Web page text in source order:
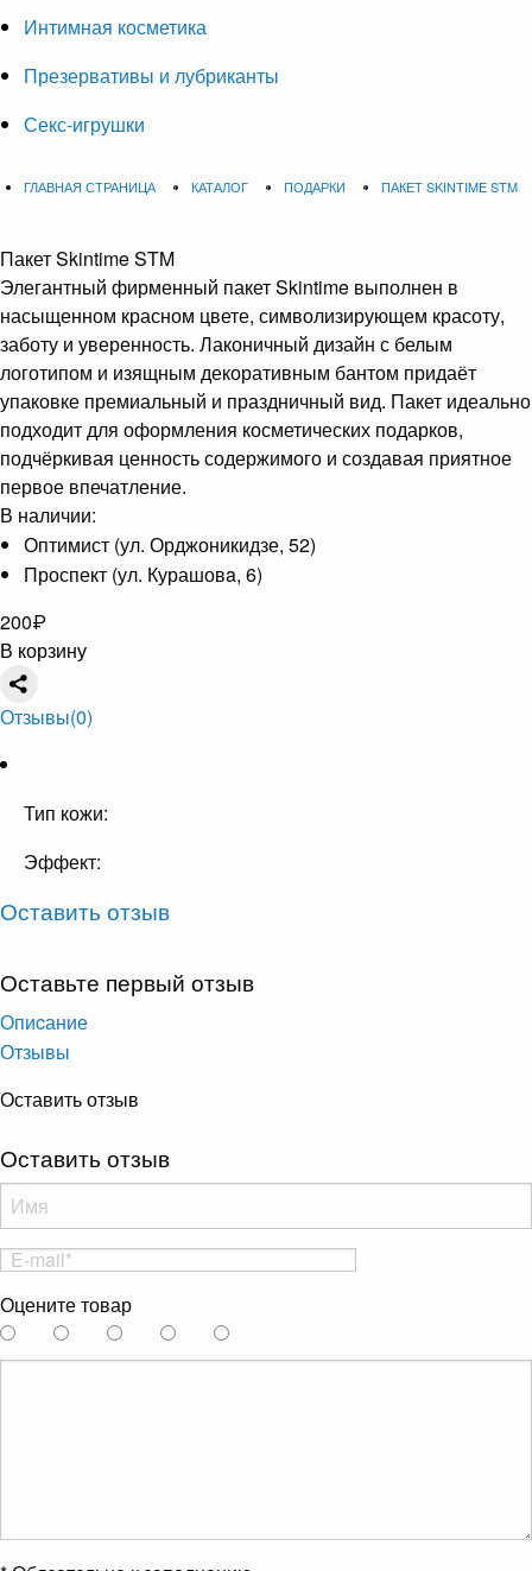
Интимная косметика
Презервативы и лубриканты
Секс-игрушки
ГЛАВНАЯ СТРАНИЦА КАТАЛОГ ПОДАРКИ ПАКЕТ SKINTIME STM
Пакет Skintime STM
Элегантный фирменный пакет Skintime выполнен в
насыщенном красном цвете, символизирующем красоту,
заботу и уверенность. Лаконичный дизайн с белым
логотипом и изящным декоративным бантом придаёт
упаковке премиальный и праздничный вид. Пакет идеально
подходит для оформления косметических подарков,
подчёркивая ценность содержимого и создавая приятное
первое впечатление.
В наличии:
Оптимист (ул. Орджоникидзе, 52)
Проспект (ул. Курашовa, 6)
200₽
В корзину
Отзывы(0)
Тип кожи:
Эффект:
Оставить отзыв
Оставьте первый отзыв
Опиcание
Отзывы
Оставить отзыв
Оставить отзыв
Оцените товар